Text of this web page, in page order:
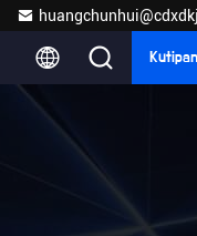
Kutipan